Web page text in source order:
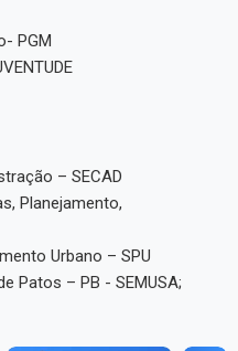
PGM
– SECAD
Planejamento,
Urbano – SPU
Patos – PB - SEMUSA;